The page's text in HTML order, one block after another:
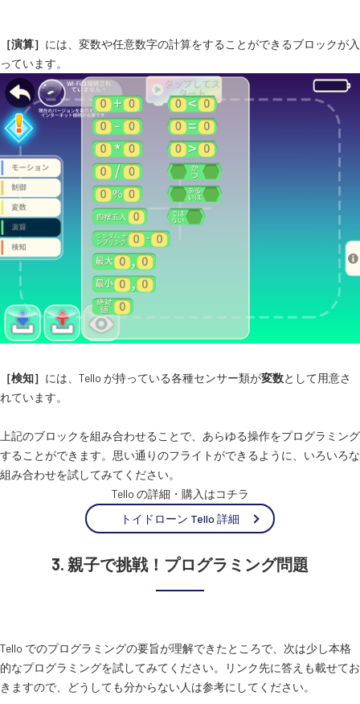
［演算］ には、変数や任意数字の計算をすることができるブロックが入
っています。
［検知］ には、Tello が持っている各種センサー類が変数として用意さ
れています。
上記のブロックを組み合わせることで、あらゆる操作をプログラミング
することができます。思い通りのフライトができるように、いろいろな
組み合わせを試してみてください。
Tello の詳細・購入はコチラ
トイドローン Tello 詳細
3. 親子で挑戦！プログラミング問題
Tello でのプログラミングの要旨が理解できたところで、次は少し本格
的なプログラミングを試してみてください。リンク先に答えも載せてお
きますので、どうしても分からない人は参考にしてください。